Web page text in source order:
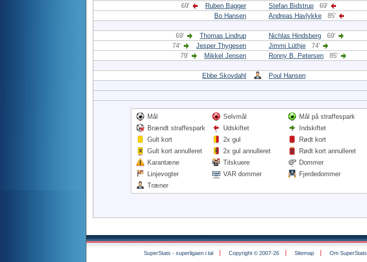
69'
Ruben Bagger Stefan Bidstrup
69'
Bo Hansen
Andreas Havlykke 85'
69' Thomas Lindrup Nichlas Hindsberg
69'
74'
Jesper Thygesen Jimmi Lüthje
74'
79'
Mikkel Jensen Ronny B. Petersen 85'
Ebbe Skovdahl Poul Hansen
Mål Selvmål
Mål på straffespark
Brændt straffespark
Udskiftet
Indskiftet
Gult kort
2x gul
Rødt kort
Gult kort annulleret
2x gul annulleret
Rødt kort annulleret
Karantæne
Tilskuere
Dommer
Linjevogter
VAR dommer
Fjerdedommer
Træner
SuperStats - superligaen i tal Copyright © 2007-26 Sitemap Om SuperStats